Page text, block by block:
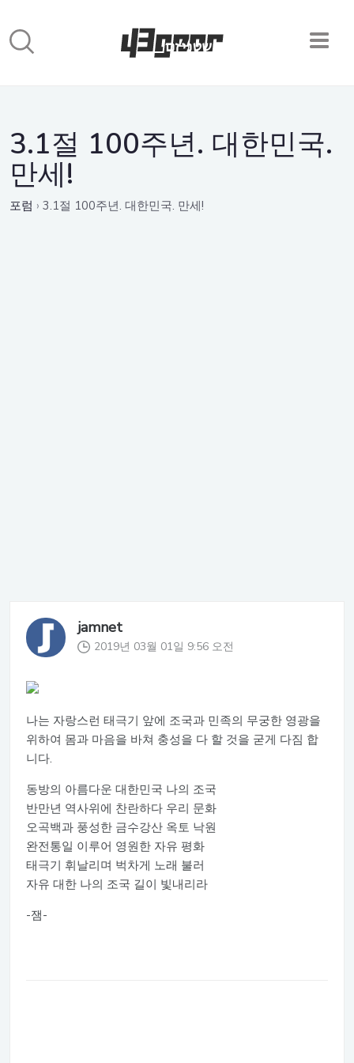
3.1절 100주년. 대한민국.
만세!
포럼 › 3.1절 100주년. 대한민국. 만세!
jamnet
2019년 03월 01일 9:56 오전
나는 자랑스런 태극기 앞에 조국과 민족의 무궁한 영광을
위하여 몸과 마음을 바쳐 충성을 다 할 것을 굳게 다짐 합
니다.
동방의 아름다운 대한민국 나의 조국
반만년 역사위에 찬란하다 우리 문화
오곡백과 풍성한 금수강산 옥토 낙원
완전통일 이루어 영원한 자유 평화
태극기 휘날리며 벅차게 노래 불러
자유 대한 나의 조국 길이 빛내리라
-잼-